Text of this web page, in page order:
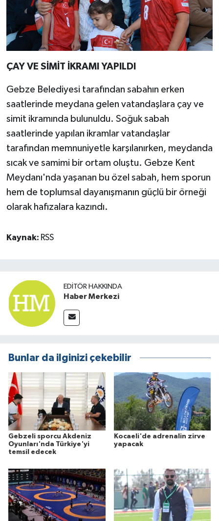
ÇAY VE SİMİT İKRAMI YAPILDI
Gebze Belediyesi tarafından sabahın erken
saatlerinde meydana gelen vatandaşlara çay ve
simit ikramında bulunuldu. Soğuk sabah
saatlerinde yapılan ikramlar vatandaşlar
tarafından memnuniyetle karşılanırken, meydanda
sıcak ve samimi bir ortam oluştu. Gebze Kent
Meydanı'nda yaşanan bu özel sabah, hem sporun
hem de toplumsal dayanışmanın güçlü bir örneği
olarak hafızalara kazındı.
Kaynak: RSS
EDITÖR HAKKINDA
Haber Merkezi
Bunlar da ilginizi çekebilir
Gebzeli sporcu Akdeniz
Oyunları'nda Türkiye'yi
temsil edecek
Kocaeli'de adrenalin zirve
yapacak